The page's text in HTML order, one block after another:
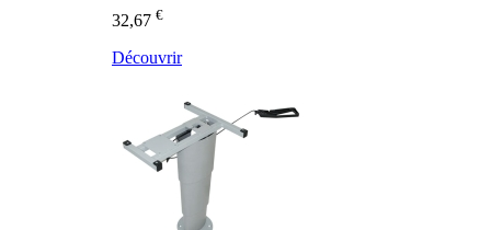
32,67 €
Découvrir